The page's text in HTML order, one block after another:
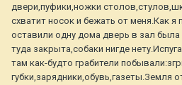
двери,пуфики,ножки
схватит носок и бежать от меня.Как
оставили одну дома дверь в зал
туда закрыта,собаки нигде
там как-будто грабители
губки,зарядники,обувь,газеты.Земля